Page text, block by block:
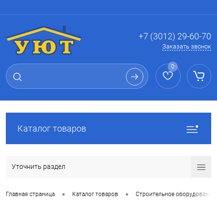
+7 (3012) 29-60-70
Заказать звонок
0
Каталог товаров
Уточнить раздел
Главная страница • Каталог товаров • Строительное оборудование